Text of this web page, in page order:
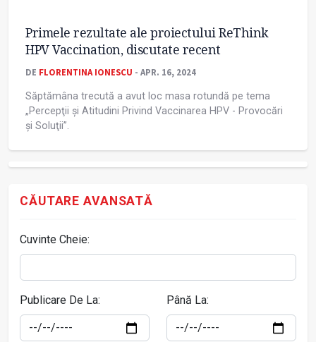
Primele rezultate ale proiectului ReThink
HPV Vaccination, discutate recent
DE FLORENTINA IONESCU - APR. 16, 2024
Săptămâna trecută a avut loc masa rotundă pe tema
„Percepţii şi Atitudini Privind Vaccinarea HPV - Provocări
şi Soluţii”.
CĂUTARE AVANSATĂ
Cuvinte Cheie:
Publicare De La: Până La: